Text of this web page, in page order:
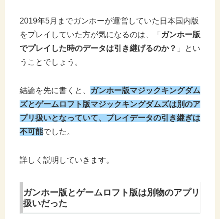
2019年5月までガンホーが運営していた日本国内版
をプレイしていた方が気になるのは、「 ガンホー版
でプレイした時のデータは引き継げるのか？ 」とい
うことでしょう。
結論を先に書くと、
ガンホー版マジックキングダム
ズとゲームロフト版マジックキングダムズは別のア
プリ扱いとなっていて、プレイデータの引き継ぎは
不可能でした。
詳しく説明していきます。
ガンホー版とゲームロフト版は別物のアプリ
扱いだった